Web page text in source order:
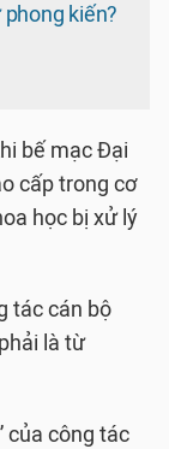
kiến?
bế mạc Đại
cấp trong cơ
học bị xử lý
tác cán bộ
là từ
của công tác